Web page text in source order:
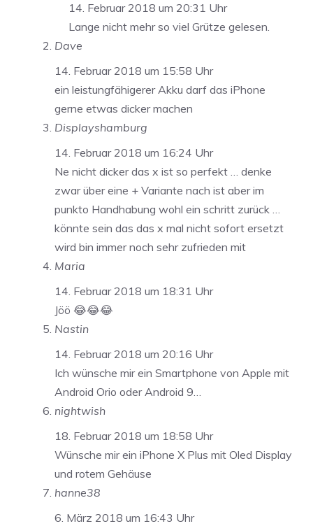
14. Februar 2018 um 20:31 Uhr
Lange nicht mehr so viel Grütze gelesen.
Dave
14. Februar 2018 um 15:58 Uhr
ein leistungfähigerer Akku darf das iPhone
gerne etwas dicker machen
Displayshamburg
14. Februar 2018 um 16:24 Uhr
Ne nicht dicker das x ist so perfekt … denke
zwar über eine + Variante nach ist aber im
punkto Handhabung wohl ein schritt zurück …
könnte sein das das x mal nicht sofort ersetzt
wird bin immer noch sehr zufrieden mit
Maria
14. Februar 2018 um 18:31 Uhr
Jöö 😂😂😂
Nastin
14. Februar 2018 um 20:16 Uhr
Ich wünsche mir ein Smartphone von Apple mit
Android Orio oder Android 9…
nightwish
18. Februar 2018 um 18:58 Uhr
Wünsche mir ein iPhone X Plus mit Oled Display
und rotem Gehäuse
hanne38
6. März 2018 um 16:43 Uhr